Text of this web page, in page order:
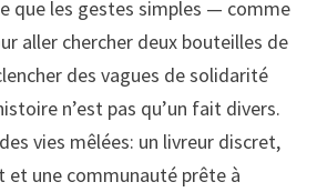
que les gestes simples — comme
aller chercher deux bouteilles de
des vagues de solidarité
n’est pas qu’un fait divers.
vies mêlées: un livreur discret,
et une communauté prête à